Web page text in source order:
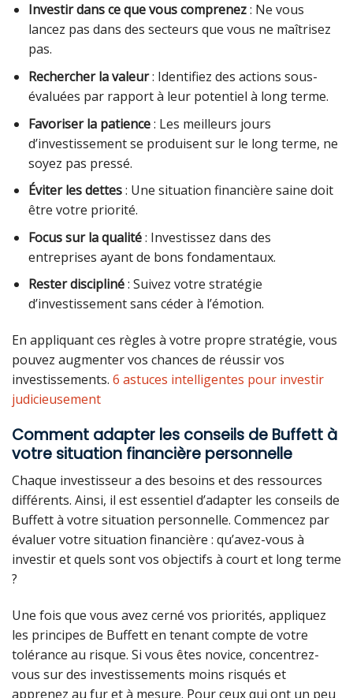
Investir dans ce que vous comprenez: Ne vous
lancez pas dans des secteurs que vous ne maîtrisez
pas.
Rechercher la valeur: Identifiez des actions sous-
évaluées par rapport à leur potentiel à long terme.
Favoriser la patience: Les meilleurs jours
d’investissement se produisent sur le long terme, ne
soyez pas pressé.
Éviter les dettes: Une situation financière saine doit
être votre priorité.
Focus sur la qualité: Investissez dans des
entreprises ayant de bons fondamentaux.
Rester discipliné: Suivez votre stratégie
d’investissement sans céder à l’émotion.
En appliquant ces règles à votre propre stratégie, vous
pouvez augmenter vos chances de réussir vos
investissements. 6 astuces intelligentes pour investir
judicieusement
Comment adapter les conseils de Buffett à
votre situation financière personnelle
Chaque investisseur a des besoins et des ressources
différents. Ainsi, il est essentiel d’adapter les conseils de
Buffett à votre situation personnelle. Commencez par
évaluer votre situation financière : qu’avez-vous à
investir et quels sont vos objectifs à court et long terme
?
Une fois que vous avez cerné vos priorités, appliquez
les principes de Buffett en tenant compte de votre
tolérance au risque. Si vous êtes novice, concentrez-
vous sur des investissements moins risqués et
apprenez au fur et à mesure. Pour ceux qui ont un peu